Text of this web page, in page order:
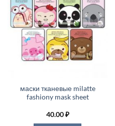
маски тканевые milatte
fashiony mask sheet
40.00₽